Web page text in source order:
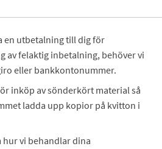
en utbetalning till dig för
av felaktig inbetalning, behöver vi
eller bankkontonummer.
inköp av sönderkört material så
ladda upp kopior på kvitton i
vi behandlar dina